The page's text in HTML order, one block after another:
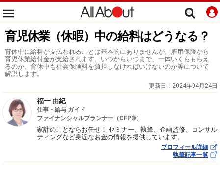
育児休業（休暇）中の給料はどうなる？
育休中に給料が支払われることは基本的にありませんが、雇用保険から
育児休業給付金が支給されます。いつからいつまで、一体いくらもらえ
るのか、育休中も社会保険料を負担しなければいけないのか等について
解説します。
更新日： 2024年04月24日
福一 由紀
仕事・給与 ガイド
ファイナンシャルプランナー（CFP®）
家計のことならお任せ！ セミナー、執筆、企画監修、コンサル
ティングなど身近なお金の情報を提供しています。
プロフィール詳細
執筆記事一覧